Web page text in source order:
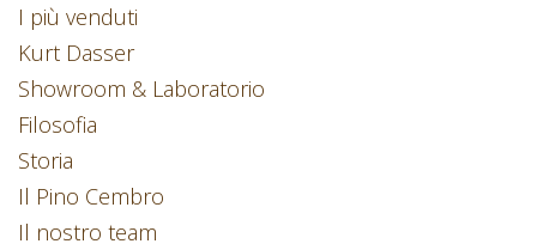
I più venduti
Kurt Dasser
Showroom & Laboratorio
Filosofia
Storia
Il Pino Cembro
Il nostro team